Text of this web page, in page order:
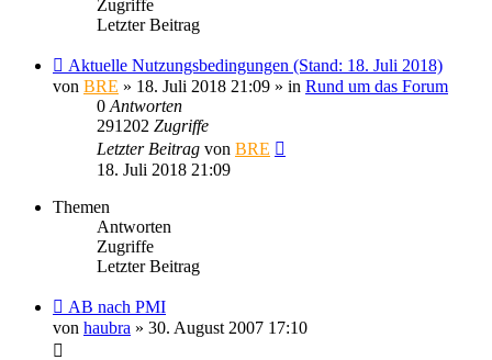
Zugriffe
Letzter Beitrag
Aktuelle Nutzungsbedingungen (Stand: 18. Juli 2018)
von BRE » 18. Juli 2018 21:09 » in Rund um das Forum
0 Antworten
291202 Zugriffe
Letzter Beitrag von BRE
18. Juli 2018 21:09
Themen
Antworten
Zugriffe
Letzter Beitrag
AB nach PMI
von haubra » 30. August 2007 17:10